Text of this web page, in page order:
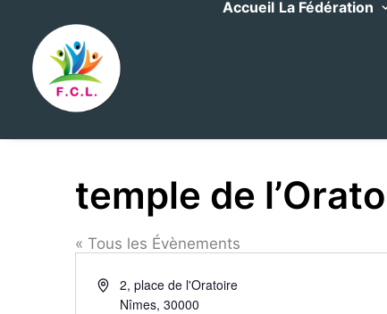
Accueil La Fédération
temple de
« Tous les Évènements
Adresse2, place de l'Oratoire
Nîmes, 30000